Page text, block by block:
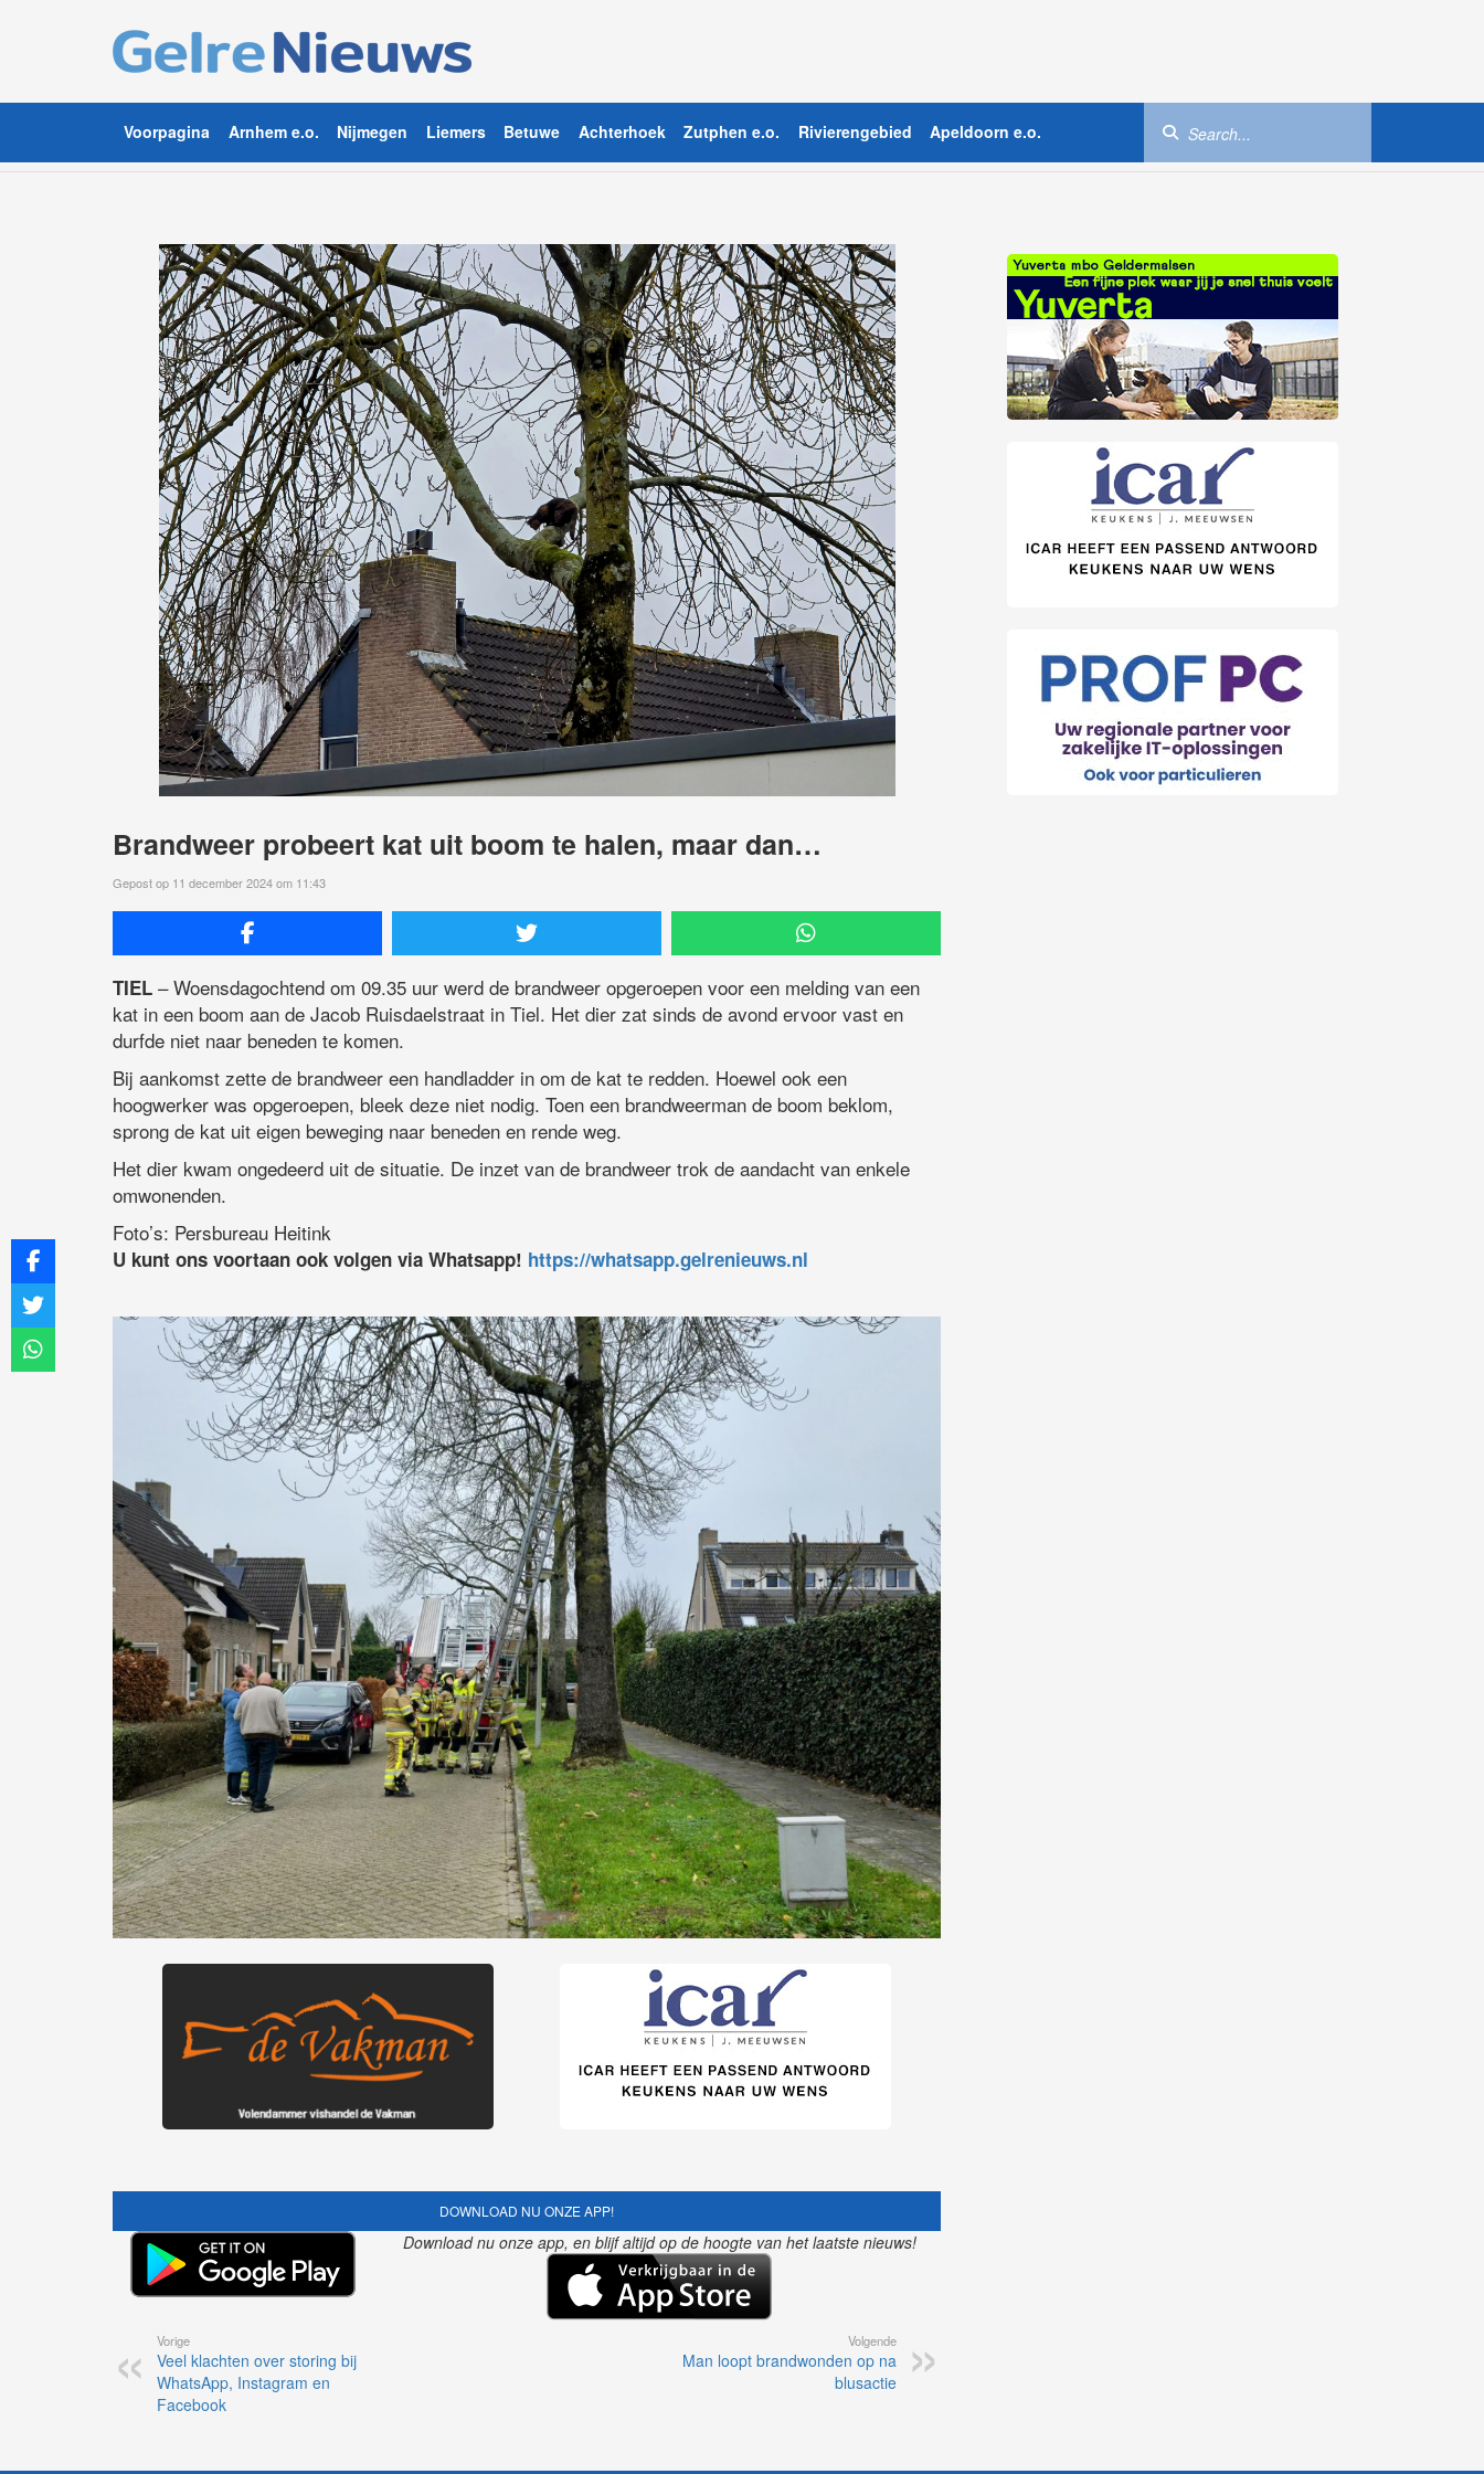
Voorpagina Arnhem e.o. Nijmegen Liemers Betuwe Achterhoek Zutphen e.o. Rivierengebied Apeldoorn e.o.
Brandweer probeert kat uit boom te halen, maar dan…
Gepost op 11 december 2024 om 11:43
TIEL – Woensdagochtend om 09.35 uur werd de brandweer opgeroepen voor een melding van een
kat in een boom aan de Jacob Ruisdaelstraat in Tiel. Het dier zat sinds de avond ervoor vast en
durfde niet naar beneden te komen.
Bij aankomst zette de brandweer een handladder in om de kat te redden. Hoewel ook een
hoogwerker was opgeroepen, bleek deze niet nodig. Toen een brandweerman de boom beklom,
sprong de kat uit eigen beweging naar beneden en rende weg.
Het dier kwam ongedeerd uit de situatie. De inzet van de brandweer trok de aandacht van enkele
omwonenden.
Foto’s: Persbureau Heitink
U kunt ons voortaan ook volgen via Whatsapp! https://whatsapp.gelrenieuws.nl
DOWNLOAD NU ONZE APP!
Download nu onze app, en blijf altijd op de hoogte van het laatste nieuws!
Vorige
Veel klachten over storing bij
WhatsApp, Instagram en
Facebook
Volgende
Man loopt brandwonden op na
blusactie